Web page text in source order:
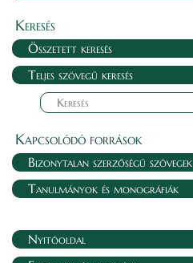
Keresés
Összetett keresés
Teljes szövegű keresés
Kapcsolódó források
Bizonytalan szerzőségű szövegek
Tanulmányok és monográfiák
Nyitóoldal